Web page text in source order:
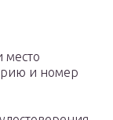
место
и номер